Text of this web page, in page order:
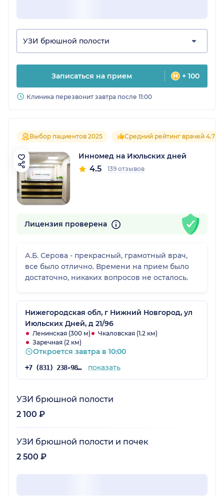
УЗИ брюшной полости
Записаться на прием + 100
Клиника перезвонит завтра после 11:00
Выбор пациентов 2025 Средний рейтинг врачей 4.7
Инномед на Июльских дней
4.5 139 отзывов
Лицензия проверена
А.Б. Серова - прекрасный, грамотный врач,
все было отлично. Времени на прием было
достаточно, никаких вопросов не осталось.
Нижегородская обл, г Нижний Новгород, ул
Июльских Дней, д 21/96
Ленинская (300 м)
Чкаловская (1.2 км)
Заречная (2 км)
Откроется завтра в 10:00
+7 (831) 238-98-86 показать
УЗИ брюшной полости
2 100 ₽
УЗИ брюшной полости и почек
2 500 ₽